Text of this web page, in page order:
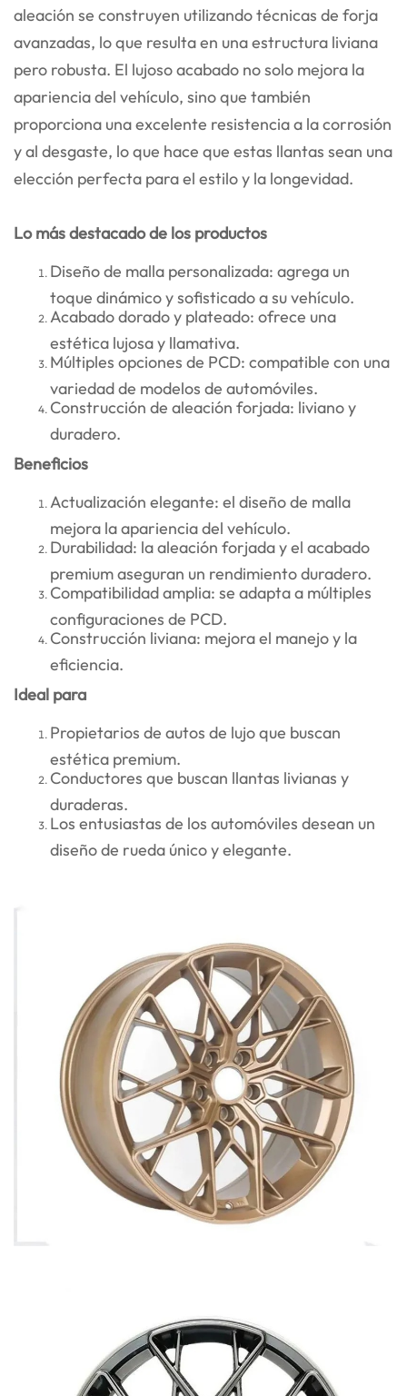
aleación se construyen utilizando técnicas de forja
avanzadas, lo que resulta en una estructura liviana
pero robusta. El lujoso acabado no solo mejora la
apariencia del vehículo, sino que también
proporciona una excelente resistencia a la corrosión
y al desgaste, lo que hace que estas llantas sean una
elección perfecta para el estilo y la longevidad.
Lo más destacado de los productos
Diseño de malla personalizada: agrega un
toque dinámico y sofisticado a su vehículo.
Acabado dorado y plateado: ofrece una
estética lujosa y llamativa.
Múltiples opciones de PCD: compatible con una
variedad de modelos de automóviles.
Construcción de aleación forjada: liviano y
duradero.
Beneficios
Actualización elegante: el diseño de malla
mejora la apariencia del vehículo.
Durabilidad: la aleación forjada y el acabado
premium aseguran un rendimiento duradero.
Compatibilidad amplia: se adapta a múltiples
configuraciones de PCD.
Construcción liviana: mejora el manejo y la
eficiencia.
Ideal para
Propietarios de autos de lujo que buscan
estética premium.
Conductores que buscan llantas livianas y
duraderas.
Los entusiastas de los automóviles desean un
diseño de rueda único y elegante.